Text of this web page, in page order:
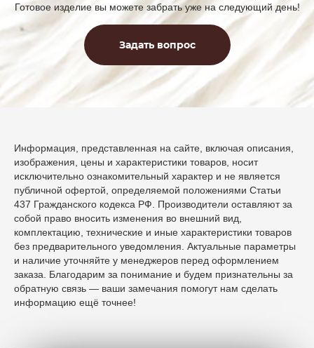
Готовое изделие вы можете забрать уже на следующий день!
Задать вопрос
Информация, представленная на сайте, включая описания,
изображения, цены и характеристики товаров, носит
исключительно ознакомительный характер и не является
публичной офертой, определяемой положениями Статьи
437 Гражданского кодекса РФ. Производители оставляют за
собой право вносить изменения во внешний вид,
комплектацию, технические и иные характеристики товаров
без предварительного уведомления. Актуальные параметры
и наличие уточняйте у менеджеров перед оформлением
заказа. Благодарим за понимание и будем признательны за
обратную связь — ваши замечания помогут нам сделать
информацию ещё точнее!